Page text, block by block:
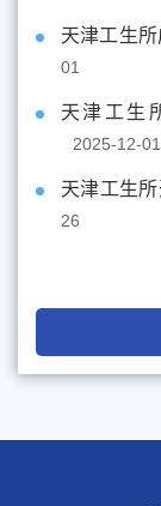
天津工生
01
天津工生
2025-12-01
天津工生
26